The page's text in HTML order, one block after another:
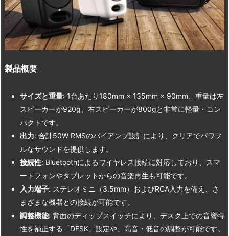
製品概要
サイズと重量: 1台あたり180mm × 135mm × 90mm、重量は左
スピーカーが920g、右スピーカーが800gと非常に軽量・コン
パクトです。
出力: 合計50W RMSのバイアンプ設計により、クリアでパワフ
ルなサウンドを提供します。
接続性: Bluetoothによるワイヤレス接続に対応しており、スマ
ートフォンやタブレットからの音楽再生も可能です。
入力端子: ステレオミニ（3.5mm）およびRCA入力を備え、さ
まざまな機器との接続が可能です。
調整機能: 背面のディップスイッチにより、デスク上での音響特
性を補正する「DESK」設定や、高音・低音の調整が可能です。